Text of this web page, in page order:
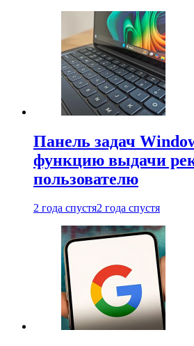
Панель задач
функцию выдачи
пользователю
2 года спустя2 года спустя